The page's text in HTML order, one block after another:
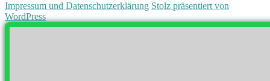
Impressum und Datenschutzerklärung Stolz präsentiert von
WordPress